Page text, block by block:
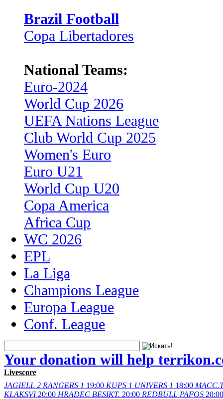
Brazil Football
Copa Libertadores
National Teams:
Euro-2024
World Cup 2026
UEFA Nations League
Club World Cup 2025
Women's Euro
Euro U21
World Cup U20
Copa America
Africa Cup
WC 2026
EPL
La Liga
Champions League
Europa League
Conf. League
Your donation will help
Livescore
JAGIELL 2 RANGERS 1 19:00 KUPS 1 UNIVERS 1 18:00
KLAKSVI 20:00 HRADEC BESIKT. 20:00 REDBULL PAFOS 20:00